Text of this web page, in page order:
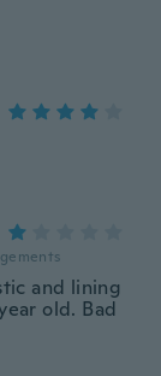
and lining
old. Bad